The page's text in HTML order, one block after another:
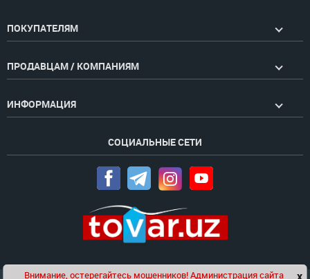
ПОКУПАТЕЛЯМ
ПРОДАВЦАМ / КОМПАНИЯМ
ИНФОРМАЦИЯ
СОЦИАЛЬНЫЕ СЕТИ
Внимание, остерегайтесь мошенников! Администрация сайта